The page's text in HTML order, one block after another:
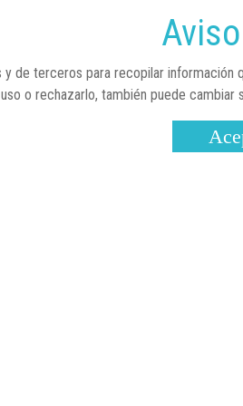
de terceros para recopilar
o rechazarlo, también puede